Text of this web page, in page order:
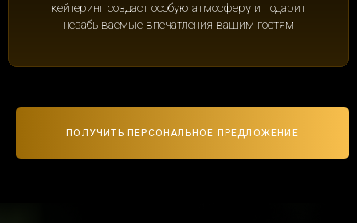
кейтеринг создаст особую атмосферу и подарит
незабываемые впечатления вашим гостям
ПОЛУЧИТЬ ПЕРСОНАЛЬНОЕ ПРЕДЛОЖЕНИЕ